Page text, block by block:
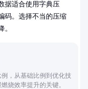
据适合使用字典压
码。选择不当的压缩
。
，从基础比例到优化技
烧效率提升的关键。